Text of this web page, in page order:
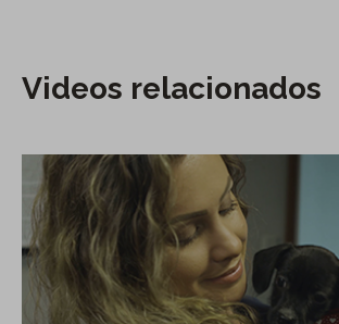
Videos relacionados
Socio de Cal Water: SPCA de Monterey County